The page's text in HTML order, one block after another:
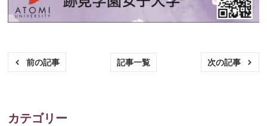
前の記事 記事一覧 次の記事
カテゴリー